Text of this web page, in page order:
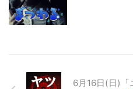
6月16日(日)「